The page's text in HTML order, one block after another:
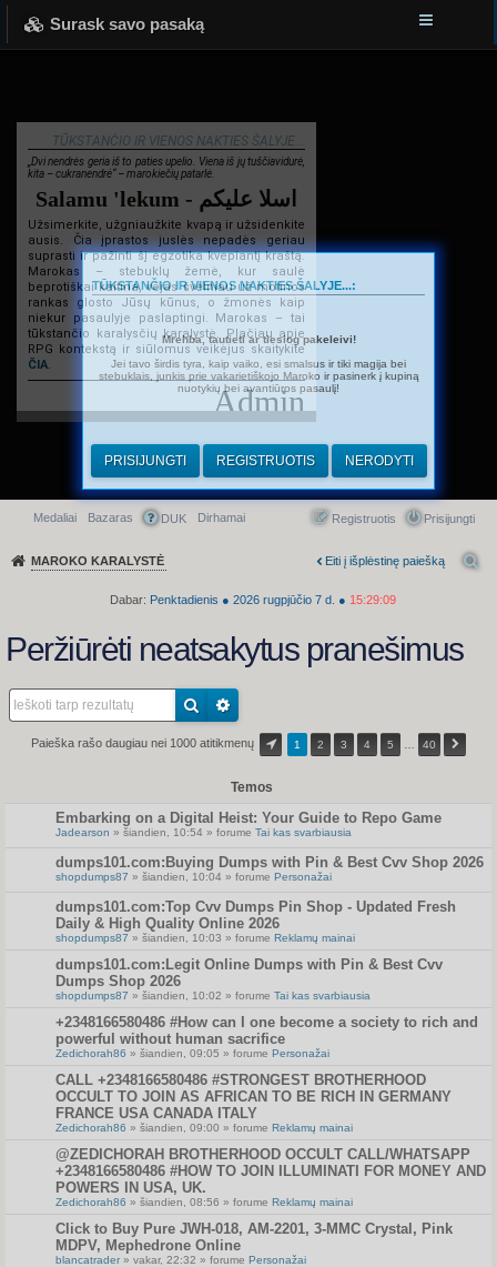
Surask savo pasaką
TŪKSTANČIO IR VIENOS NAKTIES ŠALYJE...
„Dvi nendrės geria iš to paties upelio. Viena iš jų tuščiavidurė,
kita – cukranendrė“ – marokiečių patarlė.
Salamu 'lekum - اسلا عليكم
Užsimerkite, užgniaužkite kvapą ir užsidenkite
ausis. Čia įprastos juslės nepadės geriau
suprasti ir pažinti šį egzotika kvepiantį kraštą.
Marokas – stebuklų žemė, kur saulė
beprotiškai kaitina, vėjas švelniau už motinos
rankas glosto Jūsų kūnus, o žmonės kaip
niekur pasaulyje paslaptingi. Marokas – tai
tūkstančio karalysčių karalystė. Plačiau apie
RPG kontekstą ir siūlomus veikėjus skaitykite
ČIA.
Admin
Greitasis meniu
Medaliai Bazaras DUK Dirhamai Prisijungti
Registruotis
MAROKO KARALYSTĖ Eiti į išplėstinę paiešką
Dabar: Penktadienis ● 2026 rugpjūčio 7 d. ● 15:29:09
TŪKSTANČIO IR VIENOS NAKTIES ŠALYJE...:
Mrehba, tautieti ar tiesiog pakeleivi!
Jei tavo širdis tyra, kaip vaiko, esi smalsus ir tiki magija bei
stebuklais, junkis prie vakarietiškojo Maroko ir pasinerk į kupiną
nuotykių bei avantiūros pasaulį!
PRISIJUNGTI REGISTRUOTIS NERODYTI
Peržiūrėti neatsakytus pranešimus
Paieška rašo daugiau nei 1000 atitikmenų 1 2 3 4 5 40
Temos
Embarking on a Digital Heist: Your Guide to Repo Game
Jadearson » šiandien, 10:54 » forume Tai kas svarbiausia
dumps101.com:Buying Dumps with Pin & Best Cvv Shop 2026
shopdumps87 » šiandien, 10:04 » forume Personažai
dumps101.com:Top Cvv Dumps Pin Shop - Updated Fresh
Daily & High Quality Online 2026
shopdumps87 » šiandien, 10:03 » forume Reklamų mainai
dumps101.com:Legit Online Dumps with Pin & Best Cvv
Dumps Shop 2026
shopdumps87 » šiandien, 10:02 » forume Tai kas svarbiausia
+2348166580486 #How can I one become a society to rich and
powerful without human sacrifice
Zedichorah86 » šiandien, 09:05 » forume Personažai
CALL +2348166580486 #STRONGEST BROTHERHOOD
OCCULT TO JOIN AS AFRICAN TO BE RICH IN GERMANY
FRANCE USA CANADA ITALY
Zedichorah86 » šiandien, 09:00 » forume Reklamų mainai
@ZEDICHORAH BROTHERHOOD OCCULT CALL/WHATSAPP
+2348166580486 #HOW TO JOIN ILLUMINATI FOR MONEY AND
POWERS IN USA, UK.
Zedichorah86 » šiandien, 08:56 » forume Reklamų mainai
Click to Buy Pure JWH-018, AM-2201, 3-MMC Crystal, Pink
MDPV, Mephedrone Online
blancatrader » vakar, 22:32 » forume Personažai